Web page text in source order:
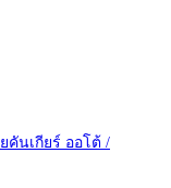
คันเกียร์ ออโต้ /